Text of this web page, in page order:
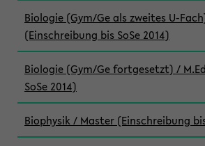
Biologie (Gym/Ge als zweites U-
(Einschreibung bis SoSe 2014)
Biologie (Gym/Ge fortgesetzt) /
SoSe 2014)
Biophysik / Master (Einschreibung